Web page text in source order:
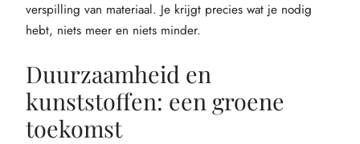
verspilling van materiaal. Je krijgt precies wat je nodig
hebt, niets meer en niets minder.
Duurzaamheid en
kunststoffen: een groene
toekomst